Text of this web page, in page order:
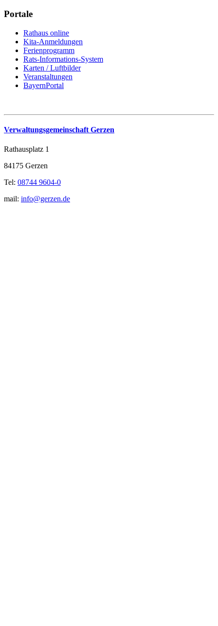
Portale
Rathaus online
Kita-Anmeldungen
Ferienprogramm
Rats-Informations-System
Karten / Luftbilder
Veranstaltungen
BayernPortal
Verwaltungsgemeinschaft Gerzen
Rathausplatz 1
84175 Gerzen
Tel: 08744 9604-0
mail: info@gerzen.de